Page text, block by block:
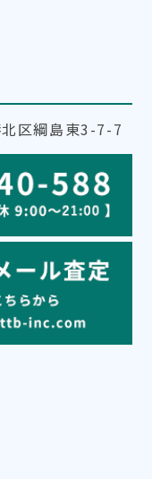
区綱島東3-7-7